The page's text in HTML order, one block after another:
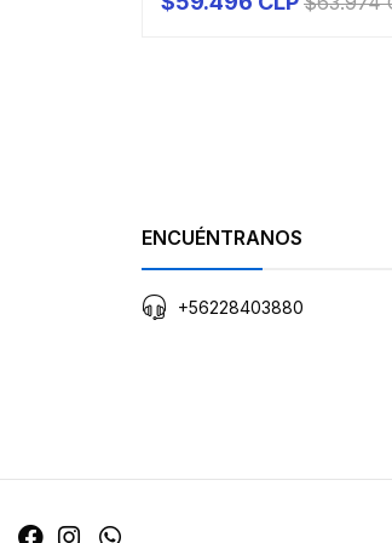
PRODUCTO A PEDIDO
ENCUÉNTRANOS
+56228403880